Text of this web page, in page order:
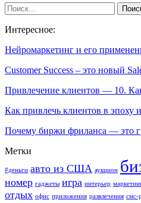
Интересное:
Нейромаркетинг и его
Customer Success – это новый
Привлечение клиентов — 10.
Как привлечь клиентов в
Почему биржи фриланса — это
Метки
#деньги авто из США аукцион
номер гаджеты игра интерьер
отдых офис приложения развлечения смс-